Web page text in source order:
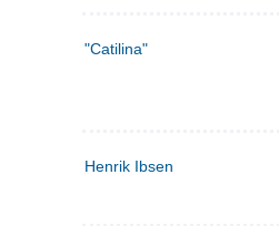
"Catilina"
Henrik Ibsen